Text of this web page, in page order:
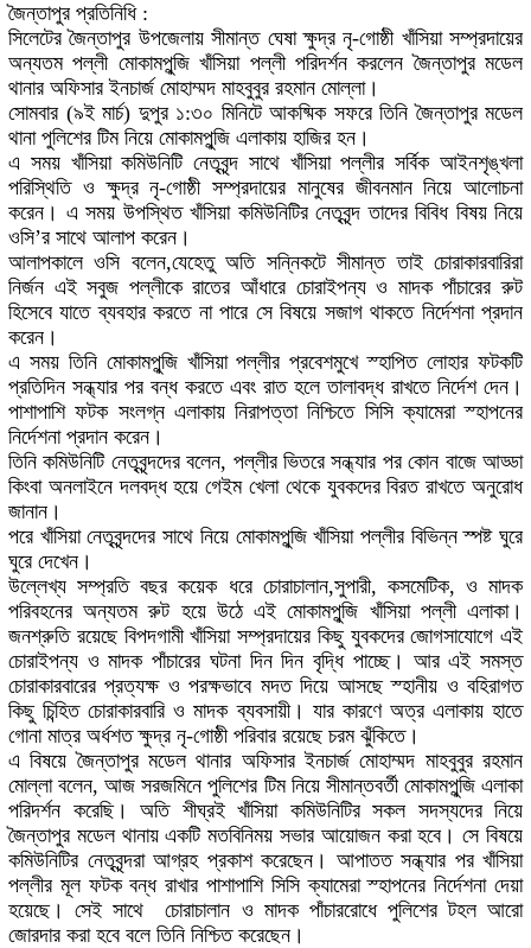
জৈন্তাপুর প্রতিনিধি :
সিলেটের জৈন্তাপুর উপজেলায় সীমান্ত ঘেষা ক্ষুদ্র নৃ-গোষ্ঠী খাঁসিয়া সম্প্রদায়ের
অন্যতম পল্লী মোকামপুন্জি খাঁসিয়া পল্লী পরিদর্শন করলেন জৈন্তাপুর মডেল
থানার অফিসার ইনচার্জ মোহাম্মদ মাহবুবুর রহমান মোল্লা।
সোমবার (৯ই মার্চ) দুপুর ১:৩০ মিনিটে আকষ্মিক সফরে তিনি জৈন্তাপুর মডেল
থানা পুলিশের টিম নিয়ে মোকামপুন্জি এলাকায় হাজির হন।
এ সময় খাঁসিয়া কমিউনিটি নেতৃবৃন্দ সাথে খাঁসিয়া পল্লীর সর্বিক আইনশৃঙ্খলা
পরিস্থিতি ও ক্ষুদ্র নৃ-গোষ্ঠী সম্প্রদায়ের মানুষের জীবনমান নিয়ে আলোচনা
করেন। এ সময় উপস্থিত খাঁসিয়া কমিউনিটির নেতৃবৃন্দ তাদের বিবিধ বিষয় নিয়ে
ওসি’র সাথে আলাপ করেন।
আলাপকালে ওসি বলেন,যেহেতু অতি সন্নিকটে সীমান্ত তাই চোরাকারবারিরা
নির্জন এই সবুজ পল্লীকে রাতের আঁধারে চোরাইপন্য ও মাদক পাঁচারের রুট
হিসেবে যাতে ব্যবহার করতে না পারে সে বিষয়ে সজাগ থাকতে নির্দেশনা প্রদান
করেন।
এ সময় তিনি মোকামপুন্জি খাঁসিয়া পল্লীর প্রবেশমুখে স্হাপিত লোহার ফটকটি
প্রতিদিন সন্ধ্যার পর বন্ধ করতে এবং রাত হলে তালাবদ্ধ রাখতে নির্দেশ দেন।
পাশাপাশি ফটক সংলগ্ন এলাকায় নিরাপত্তা নিশ্চিতে সিসি ক্যামেরা স্হাপনের
নির্দেশনা প্রদান করেন।
তিনি কমিউনিটি নেতৃবৃন্দদের বলেন, পল্লীর ভিতরে সন্ধ্যার পর কোন বাজে আড্ডা
কিংবা অনলাইনে দলবদ্ধ হয়ে গেইম খেলা থেকে যুবকদের বিরত রাখতে অনুরোধ
জানান।
পরে খাঁসিয়া নেতৃবৃন্দদের সাথে নিয়ে মোকামপুন্জি খাঁসিয়া পল্লীর বিভিন্ন স্পষ্ট ঘুরে
ঘুরে দেখেন।
উল্লেখ্য সম্প্রতি বছর কয়েক ধরে চোরাচালান,সুপারী, কসমেটিক, ও মাদক
পরিবহনের অন্যতম রুট হয়ে উঠে এই মোকামপুন্জি খাঁসিয়া পল্লী এলাকা।
জনশ্রুতি রয়েছে বিপদগামী খাঁসিয়া সম্প্রদায়ের কিছু যুবকদের জোগসাযোগে এই
চোরাইপন্য ও মাদক পাঁচারের ঘটনা দিন দিন বৃদ্ধি পাচ্ছে। আর এই সমস্ত
চোরাকারবারের প্রত্যক্ষ ও পরক্ষভাবে মদত দিয়ে আসছে স্হানীয় ও বহিরাগত
কিছু চিন্হিত চোরাকারবারি ও মাদক ব্যবসায়ী। যার কারণে অত্র এলাকায় হাতে
গোনা মাত্র অর্ধশত ক্ষুদ্র নৃ-গোষ্ঠী পরিবার রয়েছে চরম ঝুঁকিতে।
এ বিষয়ে জৈন্তাপুর মডেল থানার অফিসার ইনচার্জ মোহাম্মদ মাহবুবুর রহমান
মোল্লা বলেন, আজ সরজমিনে পুলিশের টিম নিয়ে সীমান্তবর্তী মোকামপুন্জি এলাকা
পরিদর্শন করেছি। অতি শীঘ্রই খাঁসিয়া কমিউনিটির সকল সদস্যদের নিয়ে
জৈন্তাপুর মডেল থানায় একটি মতবিনিময় সভার আয়োজন করা হবে। সে বিষয়ে
কমিউনিটির নেতৃবৃন্দরা আগ্রহ প্রকাশ করেছেন। আপাতত সন্ধ্যার পর খাঁসিয়া
পল্লীর মূল ফটক বন্ধ রাখার পাশাপাশি সিসি ক্যামেরা স্হাপনের নির্দেশনা দেয়া
হয়েছে। সেই সাথে চোরাচালান ও মাদক পাঁচাররোধে পুলিশের টহল আরো
জোরদার করা হবে বলে তিনি নিশ্চিত করেছেন।